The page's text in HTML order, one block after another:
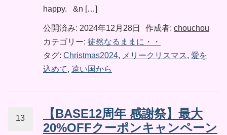
happy. &n […]
公開済み: 2024年12月28日 作成者: chouchou
カテゴリー: 徒然なるままに・・
タグ: Christmas2024, メリークリスマス, 愛を
込めて, 遠い国から
13
【BASE12周年 感謝祭】最大
20%OFFクーポンキャンペーン